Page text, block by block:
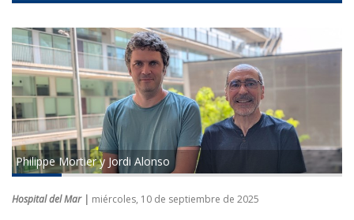
Philippe Mortier y Jordi Alonso
Hospital del Mar | miércoles, 10 de septiembre de 2025